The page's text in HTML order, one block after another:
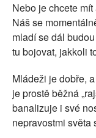
Nebo je chcete
Náš se
mladí se dál
tu bojovat, jakkoli
Mládeži je dobře,
je prostě běžná
banalizuje i své
nepravostmi světa